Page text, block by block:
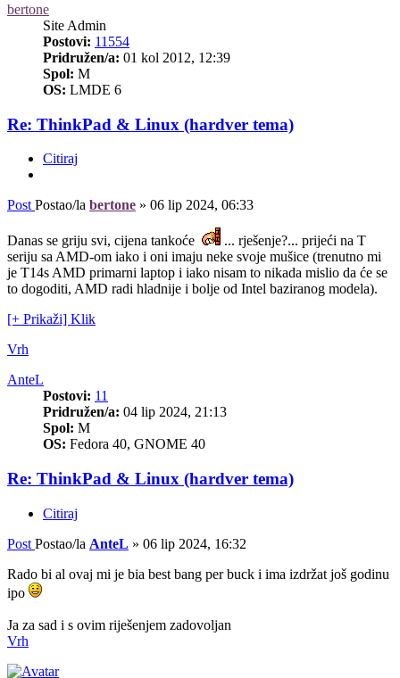
bertone
Site Admin
Postovi: 11554
Pridružen/a: 01 kol 2012, 12:39
Spol: M
OS: LMDE 6
Re: ThinkPad & Linux (hardver tema)
Citiraj
Post Postao/la bertone » 06 lip 2024, 06:33
Danas se griju svi, cijena tankoće
... rješenje?... prijeći na T
seriju sa AMD-om iako i oni imaju neke svoje mušice (trenutno mi
je T14s AMD primarni laptop i iako nisam to nikada mislio da će se
to dogoditi, AMD radi hladnije i bolje od Intel baziranog modela).
[+ Prikaži] Klik
Vrh
AnteL
Postovi: 11
Pridružen/a: 04 lip 2024, 21:13
Spol: M
OS: Fedora 40, GNOME 40
Re: ThinkPad & Linux (hardver tema)
Citiraj
Post Postao/la AnteL » 06 lip 2024, 16:32
Rado bi al ovaj mi je bia best bang per buck i ima izdržat još godinu
ipo
Ja za sad i s ovim riješenjem zadovoljan
Vrh